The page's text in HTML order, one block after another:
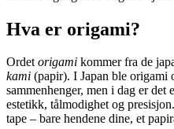
Hva er origami?
Ordetorigami kommer fra de
kami (papir). I Japan ble origami
sammenhenger, men i dag er
estetikk, tålmodighet og
tape – bare hendene dine, et